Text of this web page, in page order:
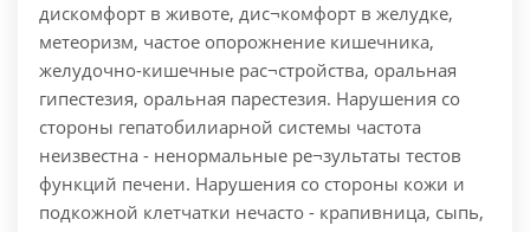
дискомфорт в животе, дис¬комфорт в желудке,
метеоризм, частое опорожнение кишечника,
желудочно-кишечные рас¬стройства, оральная
гипестезия, оральная парестезия. Нарушения со
стороны гепатобилиарной системы частота
неизвестна - ненормальные ре¬зультаты тестов
функций печени. Нарушения со стороны кожи и
подкожной клетчатки нечасто - крапивница, сыпь,